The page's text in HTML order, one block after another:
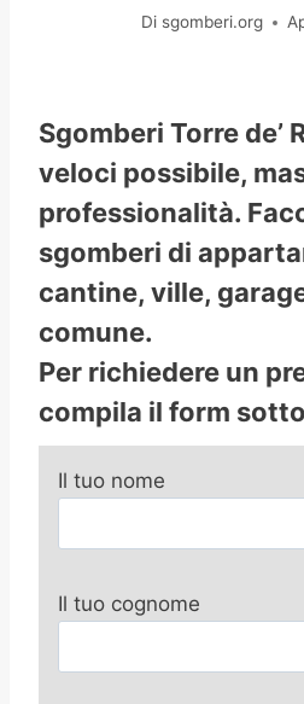
Di sgomberi.org
Sgomberi Torre de’
veloci possibile,
professionalità.
sgomberi di
cantine, ville,
comune.
Per richiedere un
compila il form
Il tuo nome
Il tuo cognome